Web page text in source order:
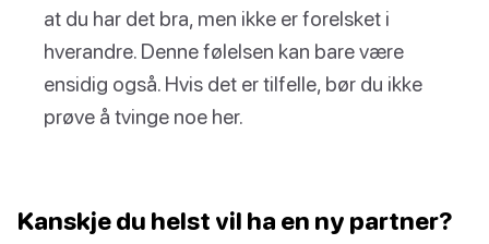
at du har det bra, men ikke er forelsket i
hverandre. Denne følelsen kan bare være
ensidig også. Hvis det er tilfelle, bør du ikke
prøve å tvinge noe her.
Kanskje du helst vil ha en ny partner?